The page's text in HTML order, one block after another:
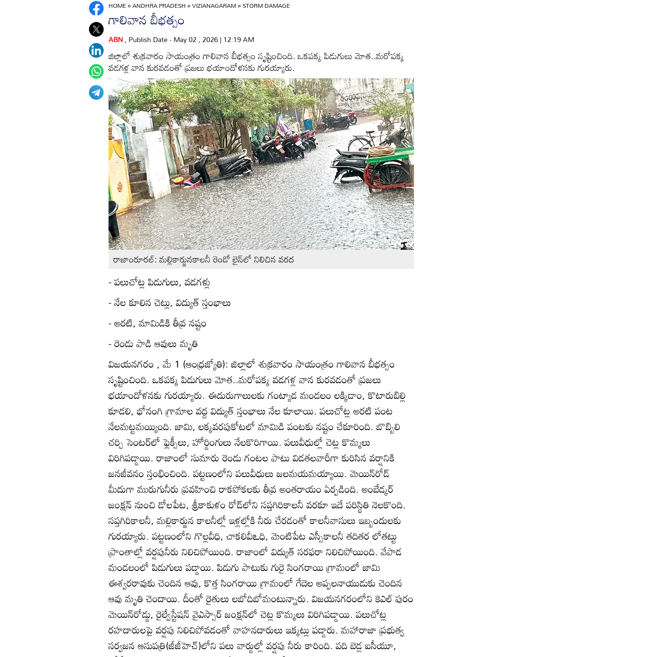
HOME»ANDHRA PRADESH»VIZIANAGARAM»STORM DAMAGE
గాలివాన బీభత్సం
ABN, Publish Date - May 02 , 2026 | 12:19 AM
జిల్లాలో శుక్రవారం సాయంత్రం గాలివాన బీభత్సం సృష్టించింది. ఒకపక్క పిడుగులు మోత..మరోపక్క
వడగళ్ల వాన కురవడంతో ప్రజలు భయాందోళనకు గురయ్యారు.
రాజాంరూరల్‌: మల్లికార్జునకాలనీ రెండో లైన్‌లో నిలిచిన వరద
- పలుచోట్ల పిడుగులు, వడగళ్లు
- నేల కూలిన చెట్లు, విద్యుత్‌ స్తంభాలు
- అరటి, మామిడికి తీవ్ర నష్టం
- రెండు పాడి ఆవులు మృతి
విజయనగరం , మే 1 (ఆంధ్రజ్యోతి): జిల్లాలో శుక్రవారం సాయంత్రం గాలివాన బీభత్సం
సృష్టించింది. ఒకపక్క పిడుగులు మోత..మరోపక్క వడగళ్ల వాన కురవడంతో ప్రజలు
భయాందోళనకు గురయ్యారు. ఈదురుగాలులకు గంట్యాడ మండలం లక్కిడాం, కొటారుబిల్లి
కూడలి, భోనంగి గ్రామాల వద్ద విద్యుత్‌ స్తంభాలు నేల కూలాయి. పలుచోట్ల అరటి పంట
నేలమట్టమయ్యింది. జామి, లక్కవరపుకోటలో మామిడి పంటకు నష్టం చేకూరింది. బొబ్బిలి
చర్చి సెంటర్‌లో ఫ్లెక్సీలు, హోర్డింగులు నేలకొరిగాయి. పలువీధుల్లో చెట్ల కొమ్మలు
విరిగిపడ్డాయి. రాజాంలో సుమారు రెండు గంటల పాటు విడతలవారీగా కురిసిన వర్షానికి
జనజీవనం స్తంభించింది. పట్టణంలోని పలువీధులు జలమయమయ్యాయి. మెయిన్‌రోడ్‌
మీదుగా మురుగునీరు ప్రవహించి రాకపోకలకు తీవ్ర అంతరాయం ఏర్పడింది. అంబేడ్కర్‌
జంక్షన్‌ నుంచి డోలపేట, శ్రీకాకుళం రోడ్‌లోని సప్తగిరికాలనీ వరకూ ఇదే పరిస్థితి నెలకొంది.
సప్తగిరికాలనీ, మల్లికార్జున కాలనీల్లో ఇళ్లల్లోకి నీరు చేరడంతో కాలనీవాసులు ఇబ్బందులకు
గురయ్యారు. పట్టణంలోని గొల్లవీధి, చాకలివీఽధి, మెంటిపేట ఎస్సీకాలనీ తదితర లోతట్టు
ప్రాంతాల్లో వర్షపునీరు నిలిచిపోయింది. రాజాంలో విద్యుత్‌ సరఫరా నిలిచిపోయింది. వేపాడ
మండలంలో పిడుగులు పడ్డాయి. పిడుగు పాటుకు గురై సింగరాయి గ్రామంలో జామి
ఈశ్వరరావుకు చెందిన ఆవు, కొత్త సింగరాయి గ్రామంలో గేదెల అప్పలనాయుడుకు చెందిన
ఆవు మృతి చెందాయి. దీంతో రైతులు లబోదిబోమంటున్నారు. విజయనగరంలోని కెఎల్‌ పురం
మెయిన్‌రోడ్డు, రైల్వేస్టేషన్‌ వైఎస్సార్‌ జంక్షన్‌లో చెట్ల కొమ్మలు విరిగిపడ్డాయి. పలుచోట్ల
రహదారులపై వర్షపు నిలిచిపోవడంతో వాహనదారులు ఇక్కట్లు పడ్డారు. మహారాజా ప్రభుత్వ
సర్వజన ఆసుపత్రి(జీజీహెచ్‌)లోని పలు వార్డుల్లో వర్షపు నీరు కారింది. పది బెడ్ల ఐసీయూ,